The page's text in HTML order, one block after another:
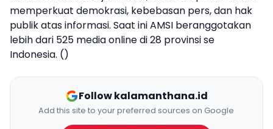
memperkuat demokrasi, kebebasan pers, dan hak
publik atas informasi. Saat ini AMSI beranggotakan
lebih dari 525 media online di 28 provinsi se
Indonesia. ()
Follow kalamanthana.id
Add this site to your preferred sources on Google